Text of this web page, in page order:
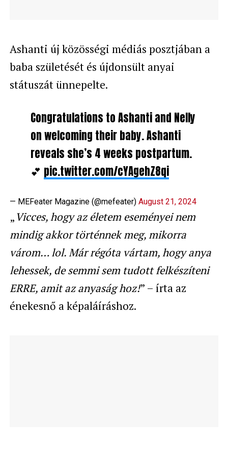
Ashanti új közösségi médiás posztjában a
baba születését és újdonsült anyai
státuszát ünnepelte.
Congratulations to Ashanti and Nelly
on welcoming their baby. Ashanti
reveals she’s 4 weeks postpartum.
💕 pic.twitter.com/cYAgehZ8qi
— MEFeater Magazine (@mefeater) August 21, 2024
„Vicces, hogy az életem eseményei nem
mindig akkor történnek meg, mikorra
várom… lol. Már régóta vártam, hogy anya
lehessek, de semmi sem tudott felkészíteni
ERRE, amit az anyaság hoz!” – írta az
énekesnő a képaláíráshoz.